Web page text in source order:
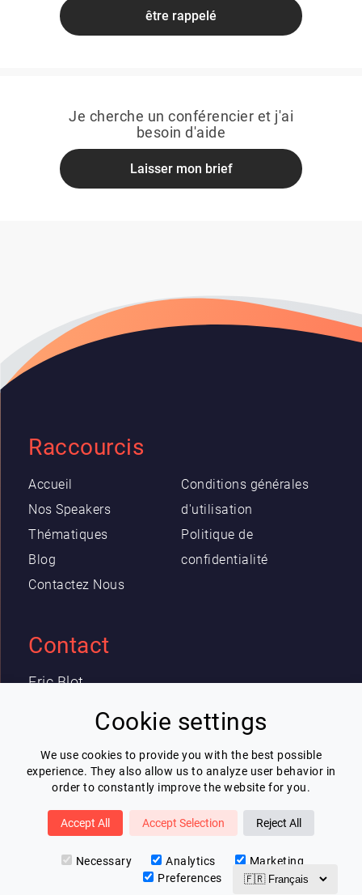
Cookie settings
We use cookies to provide you with the best possible
experience. They also allow us to analyze user behavior in
order to constantly improve the website for you.
Accept All Accept Selection Reject All
Necessary Analytics
Marketing
Preferences
être rappelé
Je cherche un conférencier et j'ai
besoin d'aide
Laisser mon brief
Raccourcis
Accueil
Nos Speakers
Thématiques
Blog
Contactez Nous
Conditions générales
d'utilisation
Politique de
confidentialité
Contact
Eric Blot
Newsletter
Lespeakers
Je m'inscris